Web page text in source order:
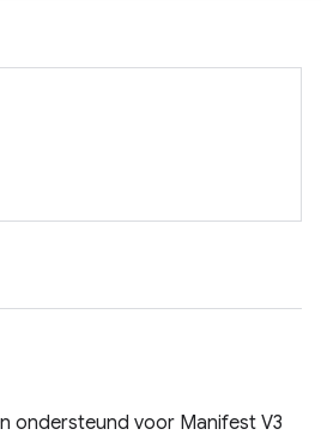
ondersteund voor Manifest V3